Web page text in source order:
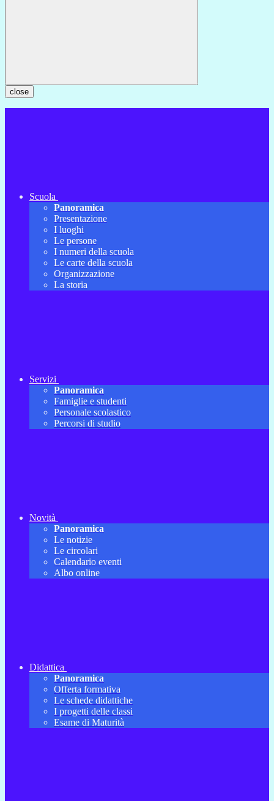
close
Scuola
Panoramica
Presentazione
I luoghi
Le persone
I numeri della scuola
Le carte della scuola
Organizzazione
La storia
Servizi
Panoramica
Famiglie e studenti
Personale scolastico
Percorsi di studio
Novità
Panoramica
Le notizie
Le circolari
Calendario eventi
Albo online
Didattica
Panoramica
Offerta formativa
Le schede didattiche
I progetti delle classi
Esame di Maturità